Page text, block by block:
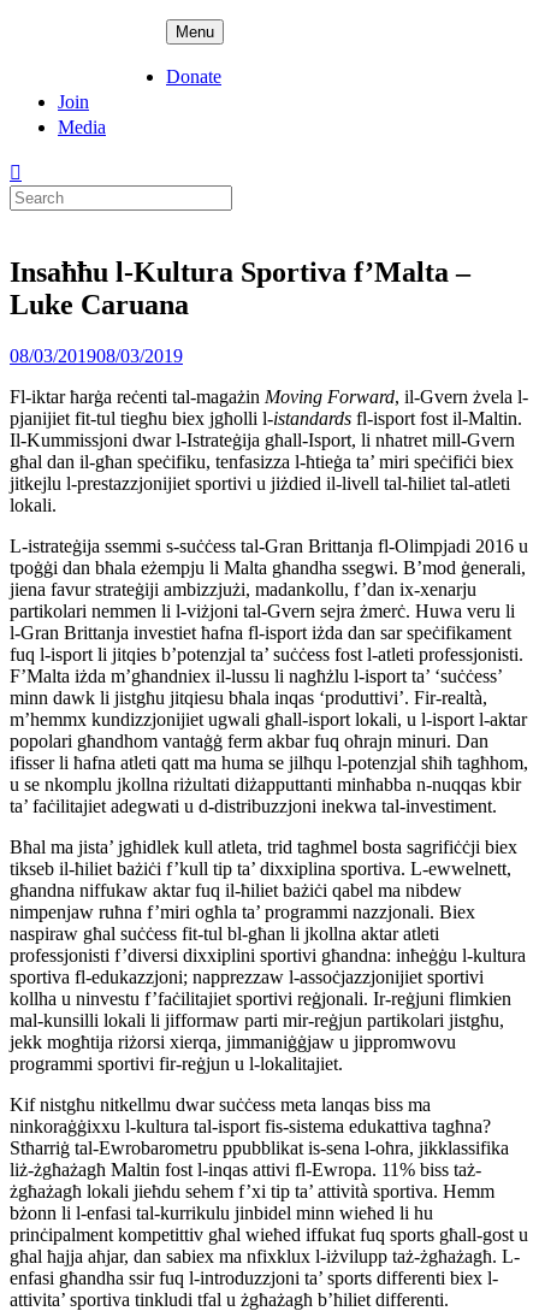
Menu
Donate
Join
Media
Search
for:
Insaħħu l-Kultura Sportiva f’Malta –
Luke Caruana
Posted
08/03/201908/03/2019
Fl-iktar ħarġa reċenti tal-magażin Moving Forward, il-Gvern żvela l-
pjanijiet fit-tul tiegħu biex jgħolli l-istandards fl-isport fost il-Maltin.
Il-Kummissjoni dwar l-Istrateġija għall-Isport, li nħatret mill-Gvern
għal dan il-għan speċifiku, tenfasizza l-ħtieġa ta’ miri speċifiċi biex
jitkejlu l-prestazzjonijiet sportivi u jiżdied il-livell tal-ħiliet tal-atleti
lokali.
L-istrateġija ssemmi s-suċċess tal-Gran Brittanja fl-Olimpjadi 2016 u
tpoġġi dan bħala eżempju li Malta għandha ssegwi. B’mod ġenerali,
jiena favur strateġiji ambizzjużi, madankollu, f’dan ix-xenarju
partikolari nemmen li l-viżjoni tal-Gvern sejra żmerċ. Huwa veru li
l-Gran Brittanja investiet ħafna fl-isport iżda dan sar speċifikament
fuq l-isport li jitqies b’potenzjal ta’ suċċess fost l-atleti professjonisti.
F’Malta iżda m’għandniex il-lussu li nagħżlu l-isport ta’ ‘suċċess’
minn dawk li jistgħu jitqiesu bħala inqas ‘produttivi’. Fir-realtà,
m’hemmx kundizzjonijiet ugwali għall-isport lokali, u l-isport l-aktar
popolari għandhom vantaġġ ferm akbar fuq oħrajn minuri. Dan
ifisser li ħafna atleti qatt ma huma se jilħqu l-potenzjal sħiħ tagħhom,
u se nkomplu jkollna riżultati diżapputtanti minħabba n-nuqqas kbir
ta’ faċilitajiet adegwati u d-distribuzzjoni inekwa tal-investiment.
Bħal ma jista’ jgħidlek kull atleta, trid tagħmel bosta sagrifiċċji biex
tikseb il-ħiliet bażiċi f’kull tip ta’ dixxiplina sportiva. L-ewwelnett,
għandna niffukaw aktar fuq il-ħiliet bażiċi qabel ma nibdew
nimpenjaw ruħna f’miri ogħla ta’ programmi nazzjonali. Biex
naspiraw għal suċċess fit-tul bl-għan li jkollna aktar atleti
professjonisti f’diversi dixxiplini sportivi għandna: inħeġġu l-kultura
sportiva fl-edukazzjoni; napprezzaw l-assoċjazzjonijiet sportivi
kollha u ninvestu f’faċilitajiet sportivi reġjonali. Ir-reġjuni flimkien
mal-kunsilli lokali li jifformaw parti mir-reġjun partikolari jistgħu,
jekk mogħtija riżorsi xierqa, jimmaniġġjaw u jippromwovu
programmi sportivi fir-reġjun u l-lokalitajiet.
Kif nistgħu nitkellmu dwar suċċess meta lanqas biss ma
ninkoraġġixxu l-kultura tal-isport fis-sistema edukattiva tagħna?
Stħarriġ tal-Ewrobarometru ppubblikat is-sena l-oħra, jikklassifika
liż-żgħażagħ Maltin fost l-inqas attivi fl-Ewropa. 11% biss taż-
żgħażagħ lokali jieħdu sehem f’xi tip ta’ attività sportiva. Hemm
bżonn li l-enfasi tal-kurrikulu jinbidel minn wieħed li hu
prinċipalment kompetittiv għal wieħed iffukat fuq sports għall-gost u
għal ħajja aħjar, dan sabiex ma nfixklux l-iżvilupp taż-żgħażagħ. L-
enfasi għandha ssir fuq l-introduzzjoni ta’ sports differenti biex l-
attivita’ sportiva tinkludi tfal u żgħażagħ b’ħiliet differenti.